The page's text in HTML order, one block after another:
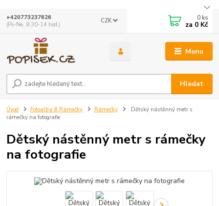
Menu
CZK
Hledat
+420773237626
(Po-Ne, 8:30-14 hod.)
0 ks
za 0 Kč
Úvod Fotoalba & Rámečky Rámečky
Dětský nástěnný metr s
rámečky na fotografie
Dětský nástěnný metr s rámečky
na fotografie